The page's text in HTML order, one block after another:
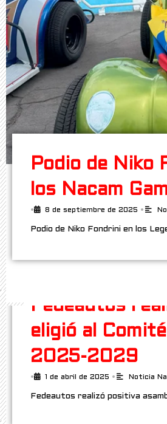
Podio de Niko
los Nacam
• 8 de septiembre de 2025 •
Podio de Niko Fondrini en los
Fedeautos
eligió al
2025-2029
• 1 de abril de 2025 • Noticia
Fedeautos realizó positiva